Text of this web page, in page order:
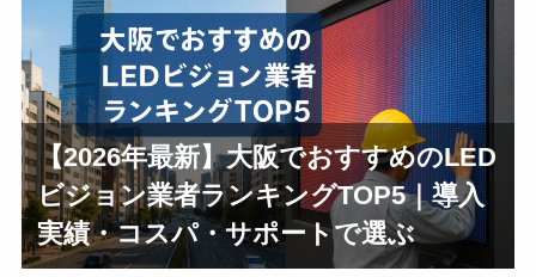
【2026年最新】大阪でおすすめのLED
ビジョン業者ランキングTOP5｜導入
実績・コスパ・サポートで選ぶ